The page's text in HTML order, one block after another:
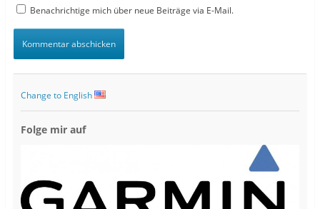
Benachrichtige mich über neue Beiträge via E-Mail.
Change to English
Folge mir auf